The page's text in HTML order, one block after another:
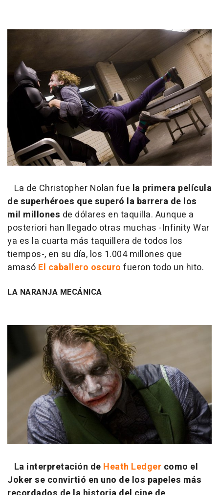
La de Christopher Nolan fue la primera película
de superhéroes que superó la barrera de los
mil millones de dólares en taquilla. Aunque a
posteriori han llegado otras muchas -Infinity War
ya es la cuarta más taquillera de todos los
tiempos-, en su día, los 1.004 millones que
amasó El caballero oscuro fueron todo un hito.
LA NARANJA MECÁNICA
La interpretación de Heath Ledger como el
Joker se convirtió en uno de los papeles más